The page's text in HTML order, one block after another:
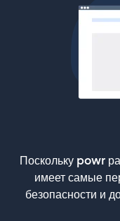
Поскольку powr
имеет самые
безопасности и